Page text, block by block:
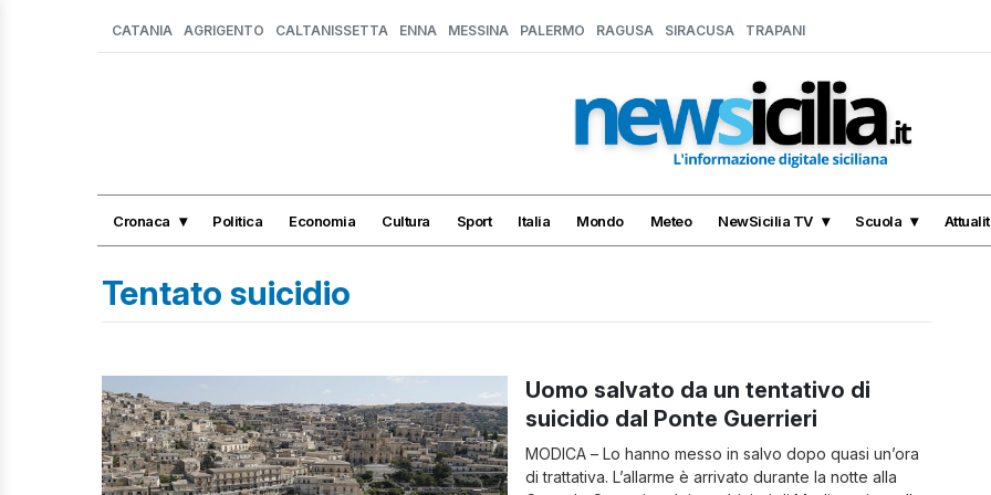
CATANIA AGRIGENTO CALTANISSETTA ENNA MESSINA PALERMO RAGUSA SIRACUSA TRAPANI
Cronaca Politica Economia Cultura Sport Italia Mondo Meteo NewSicilia TV Scuola
Tentato suicidio
Uomo salvato da un tentativo di
suicidio dal Ponte Guerrieri
MODICA – Lo hanno messo in salvo dopo quasi un’ora
di trattativa. L’allarme è arrivato durante la notte alla